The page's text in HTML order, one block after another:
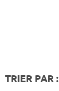
TRIER PAR :